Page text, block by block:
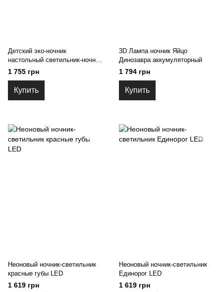
Детский эко-ночник
настольный светильник-ночник
Панда
1 755 грн
Купить
3D Лампа ночник Яйцо
Динозавра аккумуляторный
1 794 грн
Купить
Неоновый ночник-светильник
красные губы LED
1 619 грн
Неоновый ночник-светильник
Единорог LED
1 619 грн